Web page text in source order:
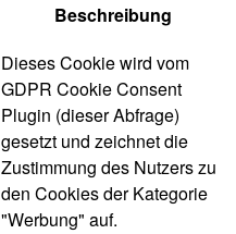
Beschreibung
Dieses Cookie wird vom
GDPR Cookie Consent
Plugin (dieser Abfrage)
gesetzt und zeichnet die
Zustimmung des Nutzers zu
den Cookies der Kategorie
"Werbung" auf.